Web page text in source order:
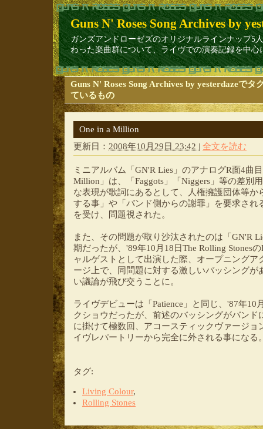
Guns N' Roses Song Archives by
ガンズアンドローゼズのオリジナルラインナップ5
わった楽曲群について、ライヴでの演奏記録を中
Guns N' Roses Song Archives by yesterdazeで
ているもの
One in a Million
更新日： 2008年10月29日 23:42 | 全文を読む
ミニアルバム「GN'R Lies」のアナログR面4曲
Million」は、「Faggots」「Niggers」等の差別
な表現が歌詞にあるとして、人権擁護団体等か
する事」や「バンド側からの謝罪」を要求され
を受け、問題視された。
また、その問題が取り沙汰されたのは「GN'R
期だったが、'89年10月18日The Rolling Stones
ャルゲストとして出演した際、オープニング
ージ上で、同問題に対する激しいバッシングが
い議論が飛び交うことに。
ライヴデビューは「Patience」と同じ、'87年10
クショウだったが、前述のバッシングがバン
に掛けて極数回、アコースティックヴァージョ
イヴレパートリーから完全に外される事になる
タグ:
Living Colour,
Rolling Stones